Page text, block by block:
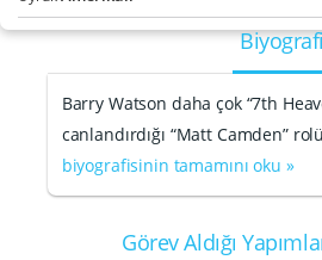
Barry Watson daha çok “7th
canlandırdığı “Matt Camden”
biyografisinin tamamını oku »
Görev Aldığı